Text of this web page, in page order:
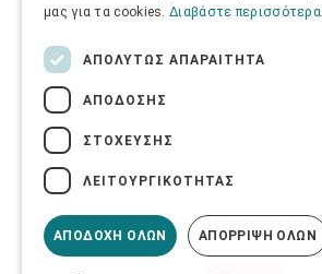
μας για τα cookies. Διαβάστε περισσότερα
ΑΠΟΛΎΤΩΣ ΑΠΑΡΑΊΤΗΤΑ
ΑΠΌΔΟΣΗΣ
ΣΤΌΧΕΥΣΗΣ
ΛΕΙΤΟΥΡΓΙΚΌΤΗΤΑΣ
ΑΠΟΔΟΧΉ ΌΛΩΝ ΑΠΌΡΡΙΨΗ ΌΛΩΝ